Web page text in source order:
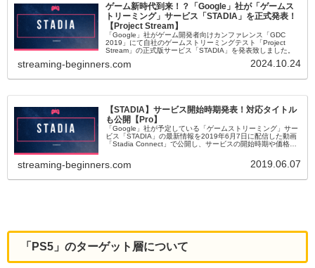
ゲーム新時代到来！？「Google」社が「ゲームス
トリーミング」サービス「STADIA」を正式発表！
【Project Stream】
「Google」社がゲーム開発者向けカンファレンス「GDC
2019」にて自社のゲームストリーミングテスト「Project
Stream」の正式版サービス「STADIA」を発表致しました。
streaming-beginners.com 2024.10.24
【STADIA】サービス開始時期発表！対応タイトル
も公開【Pro】
「Google」社が予定している「ゲームストリーミング」サー
ビス「STADIA」の最新情報を2019年6月7日に配信した動画
「Stadia Connect」で公開し、サービスの開始時期や価格等
streaming-beginners.com 2019.06.07
「PS5」のターゲット層について